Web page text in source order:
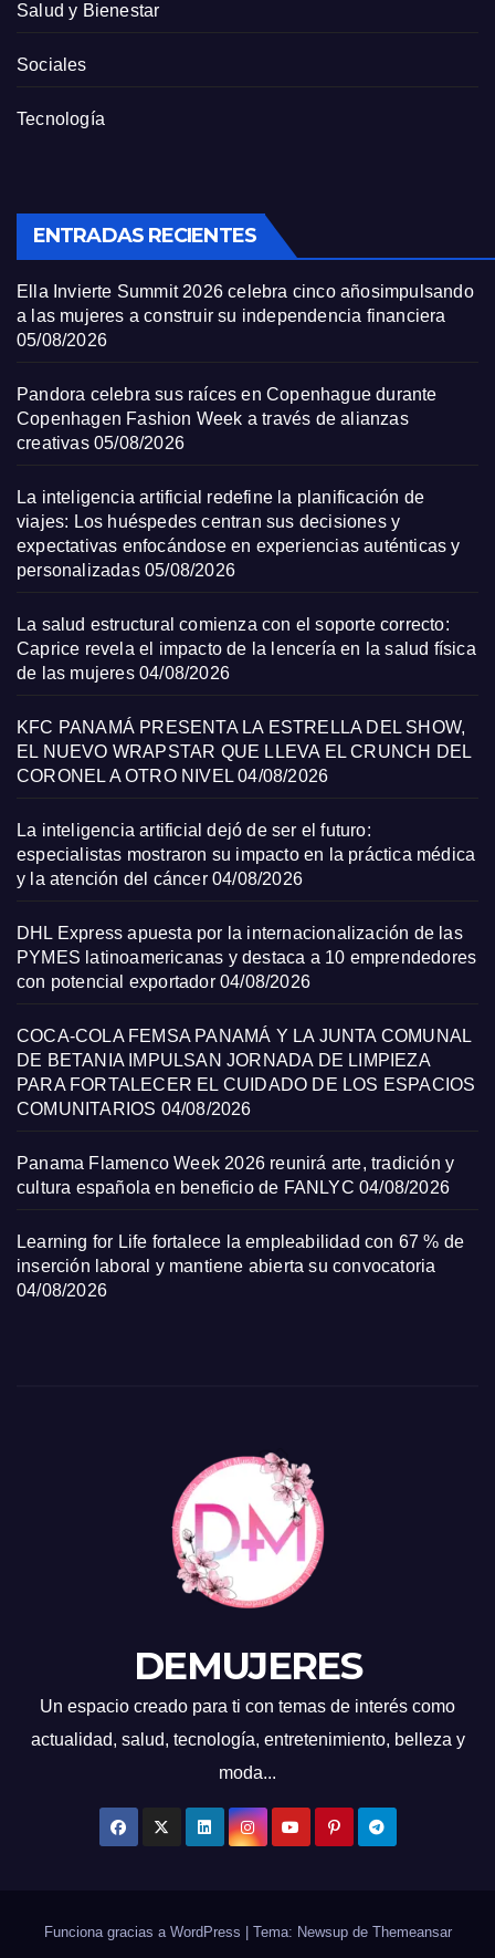
Salud y Bienestar
Sociales
Tecnología
ENTRADAS RECIENTES
Ella Invierte Summit 2026 celebra cinco añosimpulsando
a las mujeres a construir su independencia financiera
05/08/2026
Pandora celebra sus raíces en Copenhague durante
Copenhagen Fashion Week a través de alianzas
creativas 05/08/2026
La inteligencia artificial redefine la planificación de
viajes: Los huéspedes centran sus decisiones y
expectativas enfocándose en experiencias auténticas y
personalizadas 05/08/2026
La salud estructural comienza con el soporte correcto:
Caprice revela el impacto de la lencería en la salud física
de las mujeres 04/08/2026
KFC PANAMÁ PRESENTA LA ESTRELLA DEL SHOW,
EL NUEVO WRAPSTAR QUE LLEVA EL CRUNCH DEL
CORONEL A OTRO NIVEL 04/08/2026
La inteligencia artificial dejó de ser el futuro:
especialistas mostraron su impacto en la práctica médica
y la atención del cáncer 04/08/2026
DHL Express apuesta por la internacionalización de las
PYMES latinoamericanas y destaca a 10 emprendedores
con potencial exportador 04/08/2026
COCA-COLA FEMSA PANAMÁ Y LA JUNTA COMUNAL
DE BETANIA IMPULSAN JORNADA DE LIMPIEZA
PARA FORTALECER EL CUIDADO DE LOS ESPACIOS
COMUNITARIOS 04/08/2026
Panama Flamenco Week 2026 reunirá arte, tradición y
cultura española en beneficio de FANLYC 04/08/2026
Learning for Life fortalece la empleabilidad con 67 % de
inserción laboral y mantiene abierta su convocatoria
04/08/2026
DEMUJERES
Un espacio creado para ti con temas de interés como
actualidad, salud, tecnología, entretenimiento, belleza y
moda...
Funciona gracias a WordPress Tema: Newsup de Themeansar